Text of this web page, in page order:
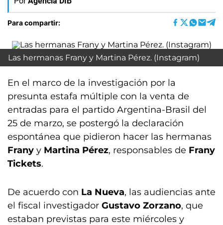
Para compartir:
Las hermanas Frany y Martina Pérez. (Instagram)
En el marco de la investigación por la
presunta estafa múltiple con la venta de
entradas para el partido Argentina-Brasil del
25 de marzo, se postergó la declaración
espontánea que pidieron hacer las hermanas
Frany y Martina Pérez, responsables de Frany
Tickets.
De acuerdo con La Nueva, las audiencias ante
el fiscal investigador Gustavo Zorzano, que
estaban previstas para este miércoles y